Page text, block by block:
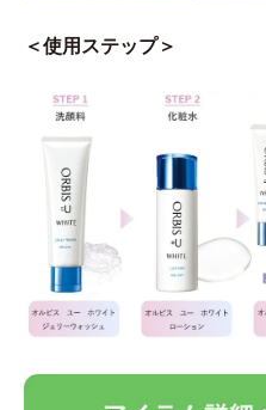
＜使用ステップ＞